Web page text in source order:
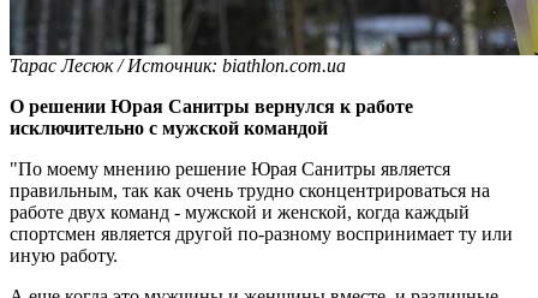
Тарас Лесюк /Источник: biathlon.com.ua
О решении Юрая Санитры вернулся к работе
исключительно с мужской командой
"По моему мнению решение Юрая Санитры является
правильным, так как очень трудно сконцентрироваться на
работе двух команд - мужской и женской, когда каждый
спортсмен является другой по-разному воспринимает ту или
иную работу.